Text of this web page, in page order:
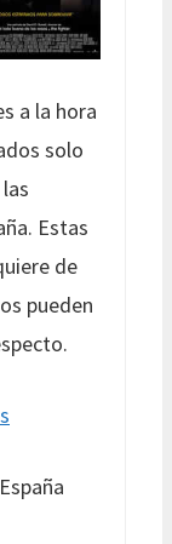
a la hora
solo
Estas
de
pueden